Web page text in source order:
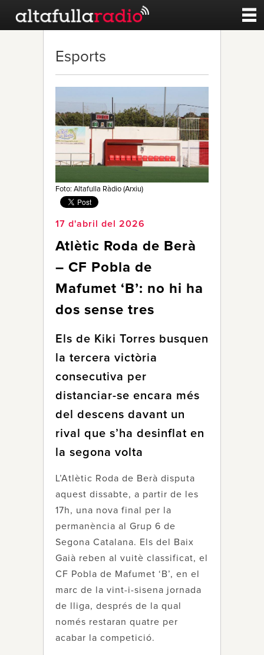
Esports
Noticies
Qui Som
Esports
Foto: Altafulla Ràdio (Arxiu)
17 d'abril del 2026
Atlètic Roda de Berà
– CF Pobla de
Mafumet ‘B’: no hi ha
dos sense tres
Els de Kiki Torres busquen
la tercera victòria
consecutiva per
distanciar-se encara més
del descens davant un
rival que s’ha desinflat en
la segona volta
L’Atlètic Roda de Berà disputa
aquest dissabte, a partir de les
17h, una nova final per la
permanència al Grup 6 de
Segona Catalana. Els del Baix
Gaià reben al vuitè classificat, el
CF Pobla de Mafumet ‘B’, en el
marc de la vint-i-sisena jornada
de lliga, després de la qual
només restaran quatre per
acabar la competició.